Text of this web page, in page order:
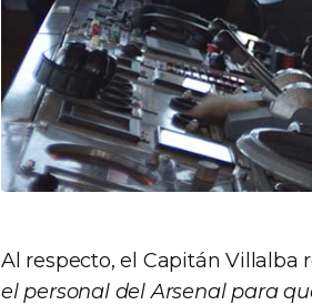
Al respecto, el Capitán Villalba
el personal del Arsenal para